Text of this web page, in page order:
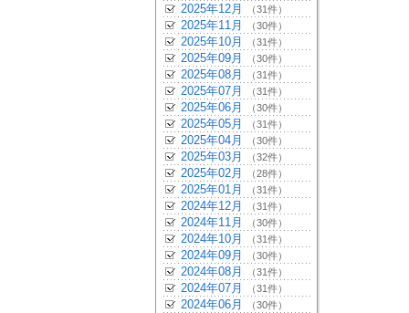
2025年12月 （31件）
2025年11月 （30件）
2025年10月 （31件）
2025年09月 （30件）
2025年08月 （31件）
2025年07月 （31件）
2025年06月 （30件）
2025年05月 （31件）
2025年04月 （30件）
2025年03月 （32件）
2025年02月 （28件）
2025年01月 （31件）
2024年12月 （31件）
2024年11月 （30件）
2024年10月 （31件）
2024年09月 （30件）
2024年08月 （31件）
2024年07月 （31件）
2024年06月 （30件）